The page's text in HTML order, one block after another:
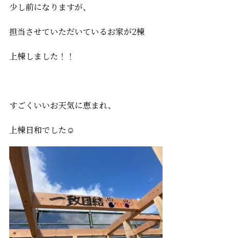
少し前になりますが、
担当させていただいているお家が2棟
上棟しました！！
すごくいいお天気に恵まれ、
上棟日和でした☺